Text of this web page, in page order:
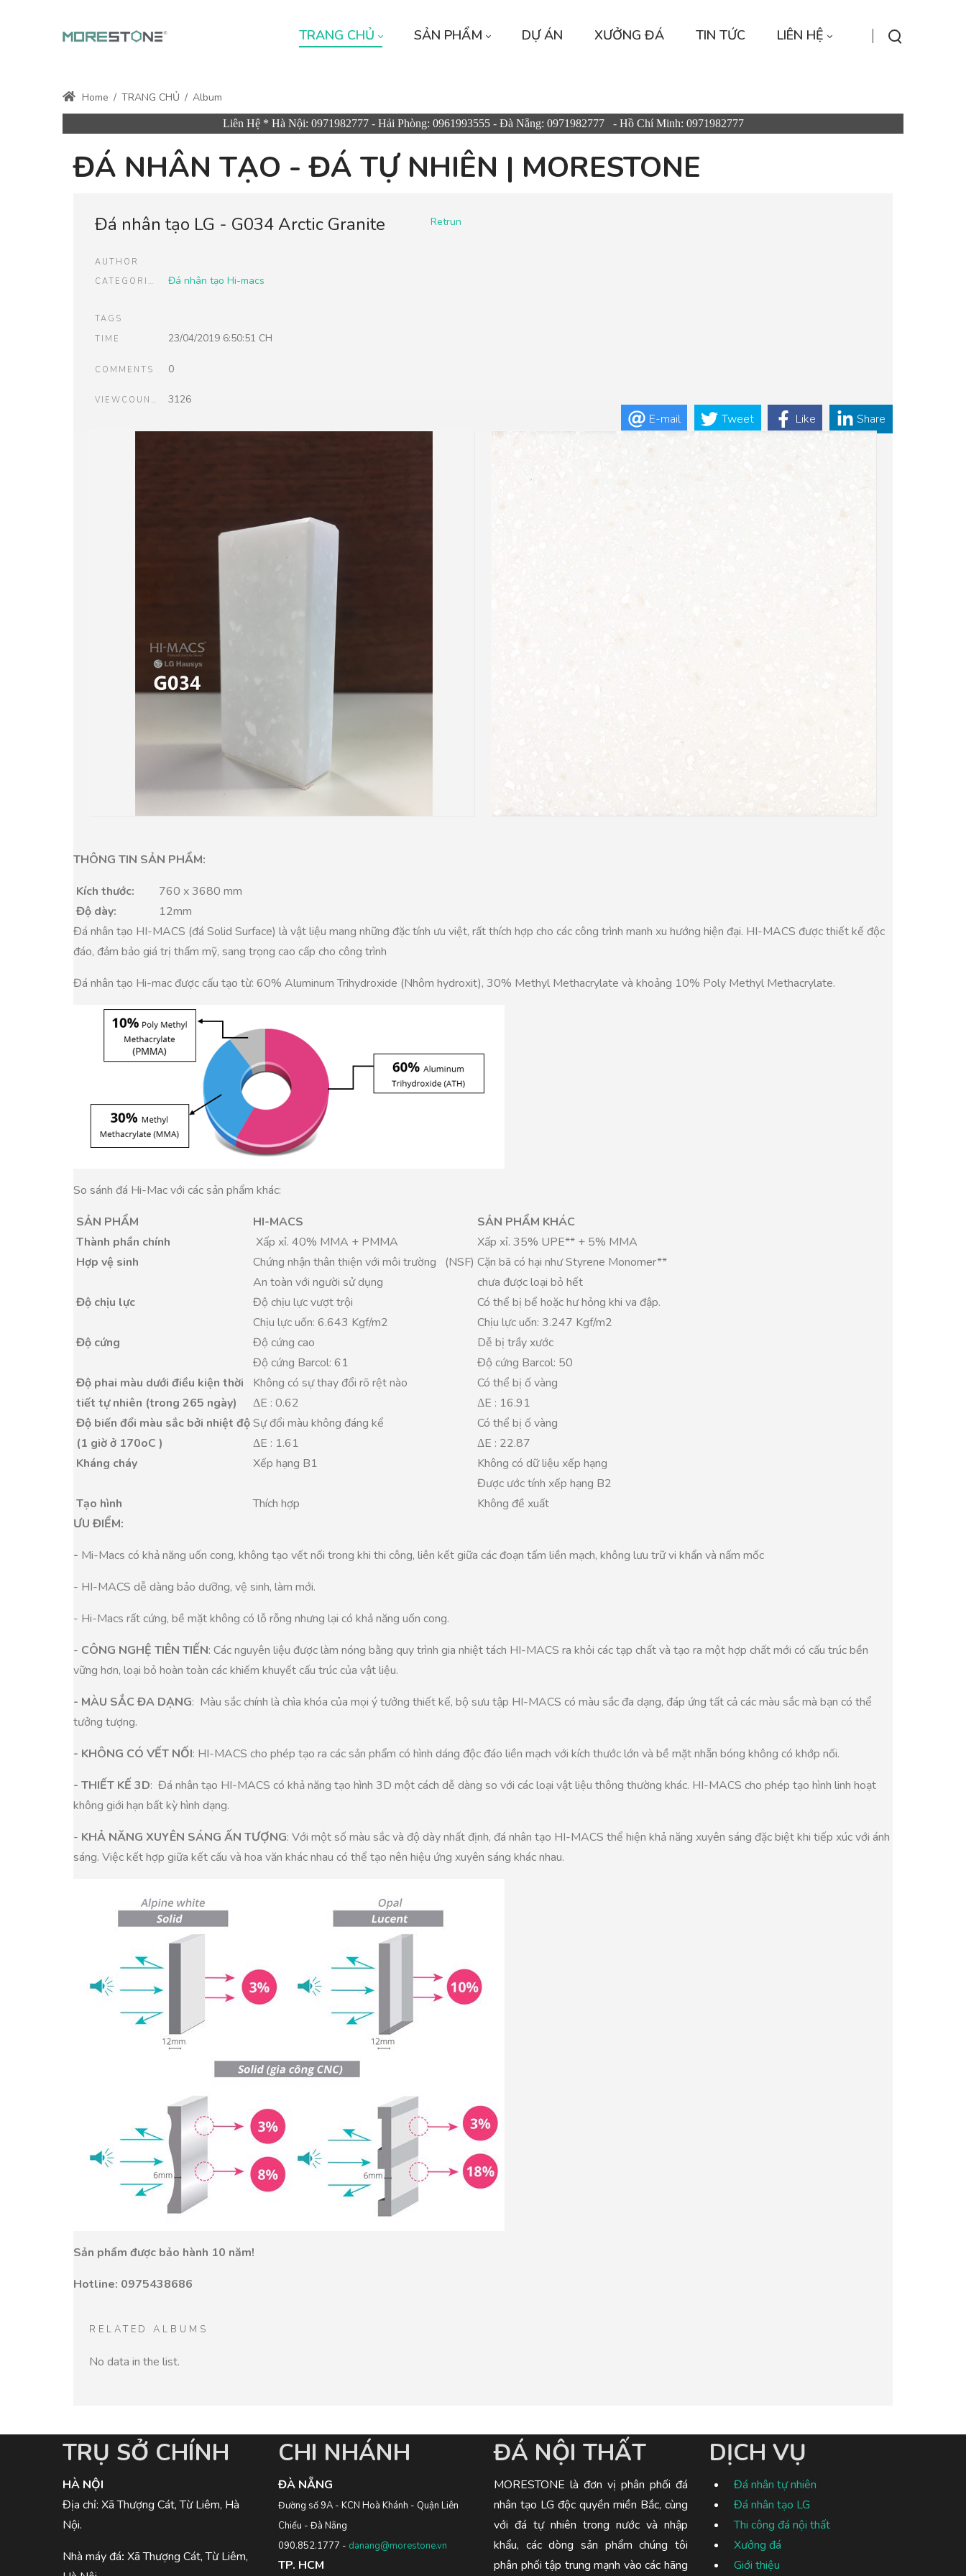
TRANG CHỦ SẢN PHẨM DỰ ÁN XƯỞNG ĐÁ TIN TỨC LIÊN HỆ
Home / TRANG CHỦ / Album
Liên Hệ * Hà Nội: 0971982777 - Hải Phòng: 0961993555 - Đà Nẵng: 0971982777 - Hồ Chí Minh: 0971982777
ĐÁ NHÂN TẠO - ĐÁ TỰ NHIÊN | MORESTONE
E-mail Tweet Like Share
Retrun
Đá nhân tạo LG - G034 Arctic Granite
AUTHOR
CATEGORIES
Đá nhân tạo Hi-macs
TAGS
TIME
23/04/2019 6:50:51 CH
COMMENTS 0
VIEWCOUNT 3126
THÔNG TIN SẢN PHẨM:
Kích thước:
760 x 3680 mm
Độ dày:
12mm
Đá nhân tạo HI-MACS (đá Solid Surface) là vật liệu mang những đặc tính ưu việt, rất thích hợp cho các công trình manh xu hướng hiện đại. HI-MACS được thiết kế độc
đáo, đảm bảo giá trị thẩm mỹ, sang trọng cao cấp cho công trình
Đá nhân tạo Hi-mac được cấu tạo từ: 60% Aluminum Trihydroxide (Nhôm hydroxit), 30% Methyl Methacrylate và khoảng 10% Poly Methyl Methacrylate.
So sánh đá Hi-Mac với các sản phẩm khác:
SẢN PHẨM
HI-MACS
SẢN PHẨM KHÁC
Thành phần chính
Xấp xỉ. 40% MMA + PMMA
Xấp xỉ. 35% UPE** + 5% MMA
Hợp vệ sinh
Chứng nhận thân thiện với môi trường (NSF)
An toàn với người sử dụng
Cặn bã có hại như Styrene Monomer**
chưa được loại bỏ hết
Độ chịu lực
Độ chịu lực vượt trội
Chịu lực uốn: 6.643 Kgf/m2
Có thể bị bể hoặc hư hỏng khi va đập.
Chịu lực uốn: 3.247 Kgf/m2
Độ cứng
Độ cứng cao
Độ cứng Barcol: 61
Dễ bị trầy xước
Độ cứng Barcol: 50
Độ phai màu dưới điều kiện thời
tiết tự nhiên (trong 265 ngày)
Không có sự thay đổi rõ rệt nào
ΔE : 0.62
Có thể bị ố vàng
ΔE : 16.91
Độ biến đổi màu sắc bởi nhiệt độ
(1 giờ ở 170oC )
Sự đổi màu không đáng kể
ΔE : 1.61
Có thể bị ố vàng
ΔE : 22.87
Kháng cháy
Xếp hạng B1
Không có dữ liệu xếp hạng
Được ước tính xếp hạng B2
Tạo hình
Thích hợp
Không đề xuất
ƯU ĐIỂM:
- Mi-Macs có khả năng uốn cong, không tạo vết nối trong khi thi công, liên kết giữa các đoạn tấm liền mạch, không lưu trữ vi khẩn và nấm mốc
- HI-MACS dễ dàng bảo dưỡng, vệ sinh, làm mới.
- Hi-Macs rất cứng, bề mặt không có lỗ rỗng nhưng lại có khả năng uốn cong.
- CÔNG NGHỆ TIÊN TIẾN: Các nguyên liệu được làm nóng bằng quy trình gia nhiệt tách HI-MACS ra khỏi các tạp chất và tạo ra một hợp chất mới có cấu trúc bền
vững hơn, loại bỏ hoàn toàn các khiếm khuyết cấu trúc của vật liệu.
- MÀU SẮC ĐA DẠNG: Màu sắc chính là chìa khóa của mọi ý tưởng thiết kế, bộ sưu tập HI-MACS có màu sắc đa dạng, đáp ứng tất cả các màu sắc mà bạn có thể
tưởng tượng.
- KHÔNG CÓ VẾT NỐI: HI-MACS cho phép tạo ra các sản phẩm có hình dáng độc đáo liền mạch với kích thước lớn và bề mặt nhẵn bóng không có khớp nối.
- THIẾT KẾ 3D: Đá nhân tạo HI-MACS có khả năng tạo hình 3D một cách dễ dàng so với các loại vật liệu thông thường khác. HI-MACS cho phép tạo hình linh hoạt
không giới hạn bất kỳ hình dạng.
- KHẢ NĂNG XUYÊN SÁNG ẤN TƯỢNG: Với một số màu sắc và độ dày nhất định, đá nhân tạo HI-MACS thể hiện khả năng xuyên sáng đặc biệt khi tiếp xúc với ánh
sáng. Việc kết hợp giữa kết cấu và hoa văn khác nhau có thể tạo nên hiệu ứng xuyên sáng khác nhau.
Sản phẩm được bảo hành 10 năm!
Hotline: 0975438686
RELATED ALBUMS
No data in the list.
TRỤ SỞ CHÍNH
HÀ NỘI
Địa chỉ: Xã Thượng Cát, Từ Liêm, Hà
Nội.
Nhà máy đá: Xã Thượng Cát, Từ Liêm,
CHI NHÁNH
ĐÀ NẴNG
Đường số 9A - KCN Hoà Khánh - Quận Liên
Chiểu - Đà Nẵng
090.852.1777 - danang@morestone.vn
TP. HCM
ĐÁ NỘI THẤT
MORESTONE là đơn vị phân phối đá
nhân tạo LG độc quyền miền Bắc, cùng
với đá tự nhiên trong nước và nhập
khẩu, các dòng sản phẩm chúng tôi
phân phối tập trung mạnh vào các hãng
DỊCH VỤ
Đá nhân tự nhiên
Đá nhân tạo LG
Thi công đá nội thất
Xưởng đá
Giới thiệu